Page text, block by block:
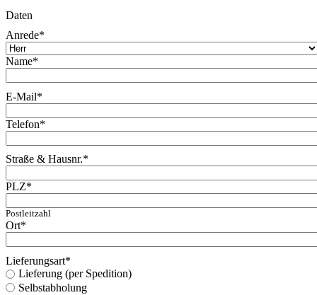
Daten
Anrede*
Name*
E-Mail*
Telefon*
Straße & Hausnr.*
PLZ*
Postleitzahl
Ort*
Lieferungsart*
Lieferung (per Spedition)
Selbstabholung